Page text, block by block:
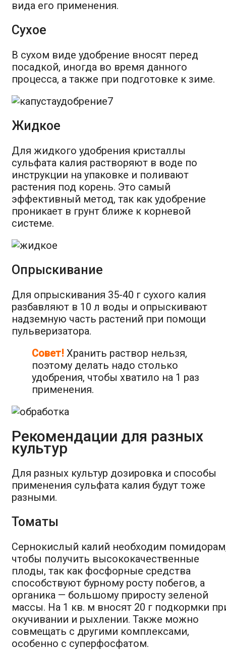
вида его применения.
Сухое
В сухом виде удобрение вносят перед
посадкой, иногда во время данного
процесса, а также при подготовке к зиме.
Жидкое
Для жидкого удобрения кристаллы
сульфата калия растворяют в воде по
инструкции на упаковке и поливают
растения под корень. Это самый
эффективный метод, так как удобрение
проникает в грунт ближе к корневой
системе.
Опрыскивание
Для опрыскивания 35-40 г сухого калия
разбавляют в 10 л воды и опрыскивают
надземную часть растений при помощи
пульверизатора.
Совет! Хранить раствор нельзя,
поэтому делать надо столько
удобрения, чтобы хватило на 1 раз
применения.
Рекомендации для разных
культур
Для разных культур дозировка и способы
применения сульфата калия будут тоже
разными.
Томаты
Сернокислый калий необходим
чтобы получить высококачественные
плоды, так как фосфорные средства
способствуют бурному росту побегов, а
органика — большому приросту зеленой
массы. На 1 кв. м вносят 20 г подкормки
окучивании и рыхлении. Также можно
совмещать с другими комплексами,
особенно с суперфосфатом.